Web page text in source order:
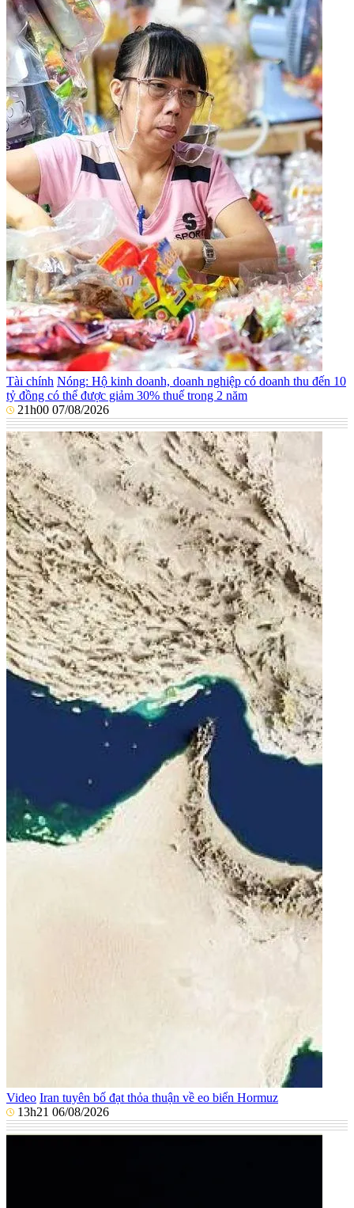
Tài chính Nóng: Hộ kinh doanh, doanh nghiệp có doanh thu đến 10
tỷ đồng có thể được giảm 30% thuế trong 2 năm
21h00 07/08/2026
Video Iran tuyên bố đạt thỏa thuận về eo biển Hormuz
13h21 06/08/2026